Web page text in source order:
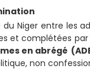
Niger entre les
et complétées
en abrégé
non